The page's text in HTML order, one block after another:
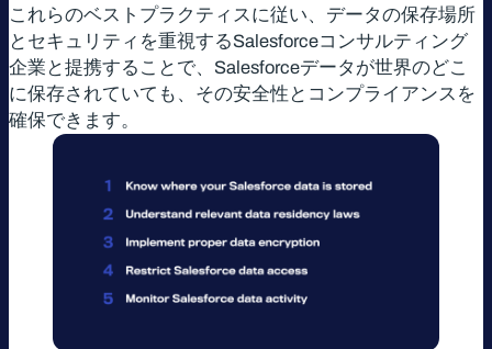
これらのベストプラクティスに従い、データの保存場所
とセキュリティを重視するSalesforceコンサルティング
企業と提携することで、Salesforceデータが世界のどこ
に保存されていても、その安全性とコンプライアンスを
確保できます。